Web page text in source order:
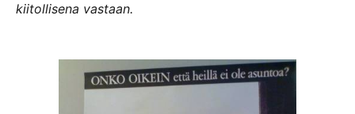
kiitollisena vastaan.